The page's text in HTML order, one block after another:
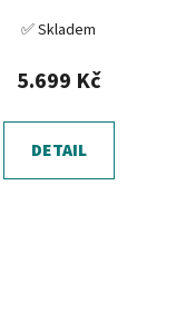
✅ Skladem
5.699 Kč
DETAIL